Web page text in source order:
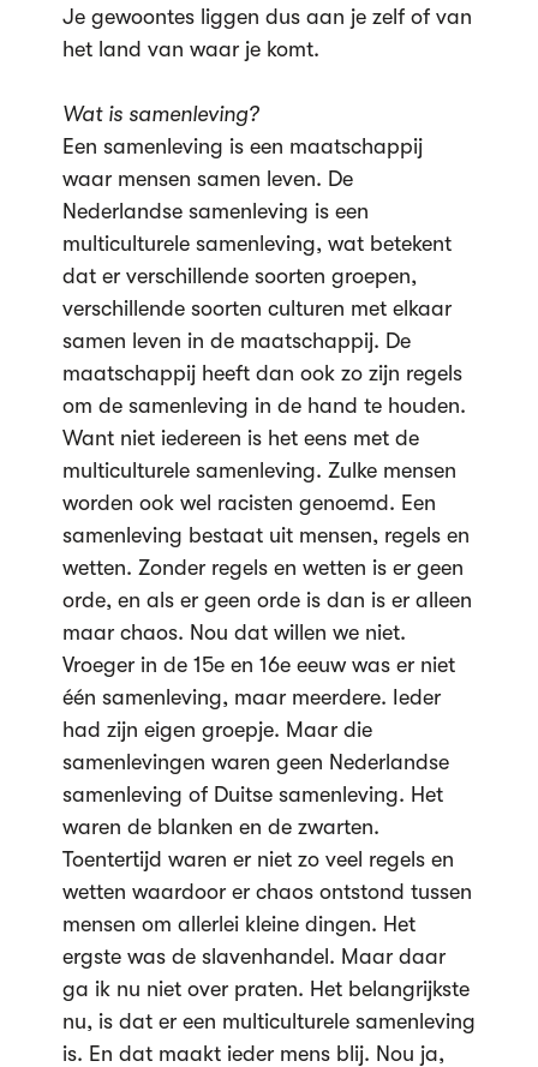
Je gewoontes liggen dus aan je zelf of van
het land van waar je komt.
Wat is samenleving?
Een samenleving is een maatschappij
waar mensen samen leven. De
Nederlandse samenleving is een
multiculturele samenleving, wat betekent
dat er verschillende soorten groepen,
verschillende soorten culturen met elkaar
samen leven in de maatschappij. De
maatschappij heeft dan ook zo zijn regels
om de samenleving in de hand te houden.
Want niet iedereen is het eens met de
multiculturele samenleving. Zulke mensen
worden ook wel racisten genoemd. Een
samenleving bestaat uit mensen, regels en
wetten. Zonder regels en wetten is er geen
orde, en als er geen orde is dan is er alleen
maar chaos. Nou dat willen we niet.
Vroeger in de 15e en 16e eeuw was er niet
één samenleving, maar meerdere. Ieder
had zijn eigen groepje. Maar die
samenlevingen waren geen Nederlandse
samenleving of Duitse samenleving. Het
waren de blanken en de zwarten.
Toentertijd waren er niet zo veel regels en
wetten waardoor er chaos ontstond tussen
mensen om allerlei kleine dingen. Het
ergste was de slavenhandel. Maar daar
ga ik nu niet over praten. Het belangrijkste
nu, is dat er een multiculturele samenleving
is. En dat maakt ieder mens blij. Nou ja,